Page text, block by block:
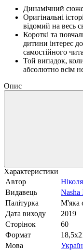
Динамічний
Оригінальні
відомий на весь
Короткі та
дитини інтерес
самостійного
Той випадок,
абсолютно всім
Опис
Характеристики
Автор
Видавець
Nasha
Палітурка
М'яка
Дата виходу
2019
Сторінок
60
Формат
Мова